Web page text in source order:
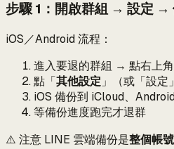
步驟 1：開啟群組 → 設定 →
iOS／Android 流程：
進入要退的群組 → 點右上
點「其他設定 」（或「設
iOS 備份到 iCloud、
等備份進度跑完才退群
⚠️ 注意 LINE 雲端備份是整個帳